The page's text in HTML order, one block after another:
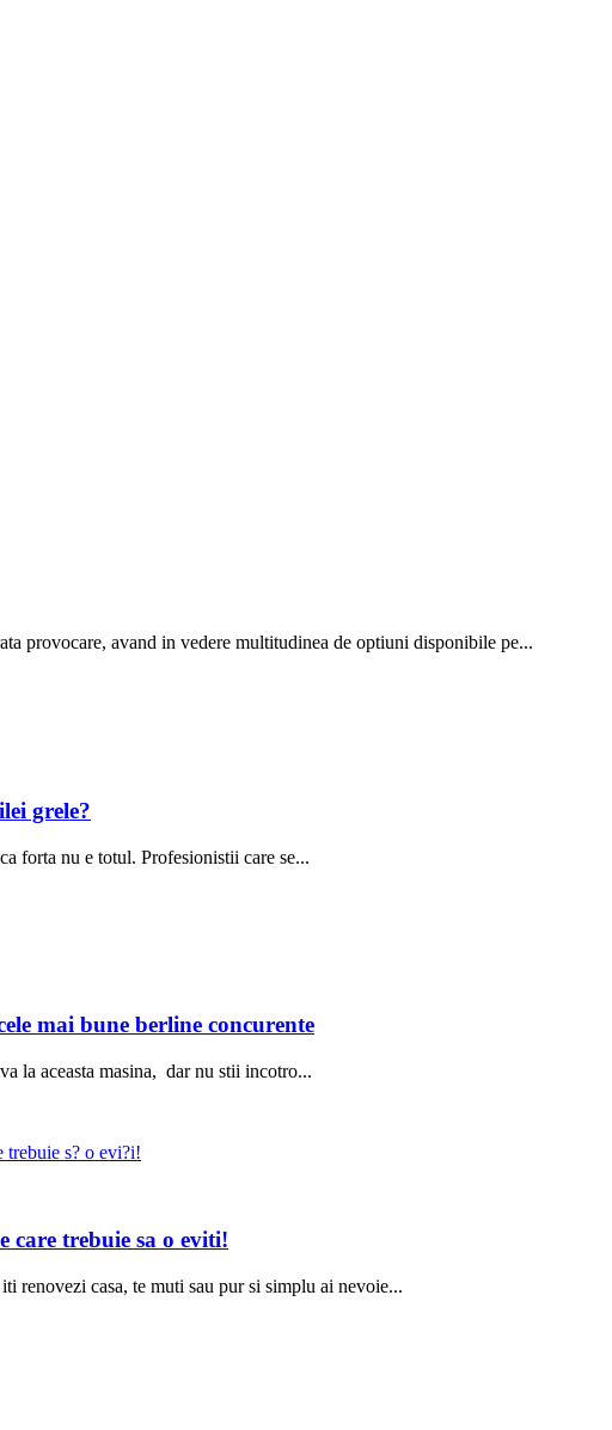
provocare, avand in vedere multitudinea de optiuni disponibile pe...
grele?
forta nu e totul. Profesionistii care se...
mai bune berline concurente
la aceasta masina, dar nu stii incotro...
care trebuie sa o eviti!
renovezi casa, te muti sau pur si simplu ai nevoie...